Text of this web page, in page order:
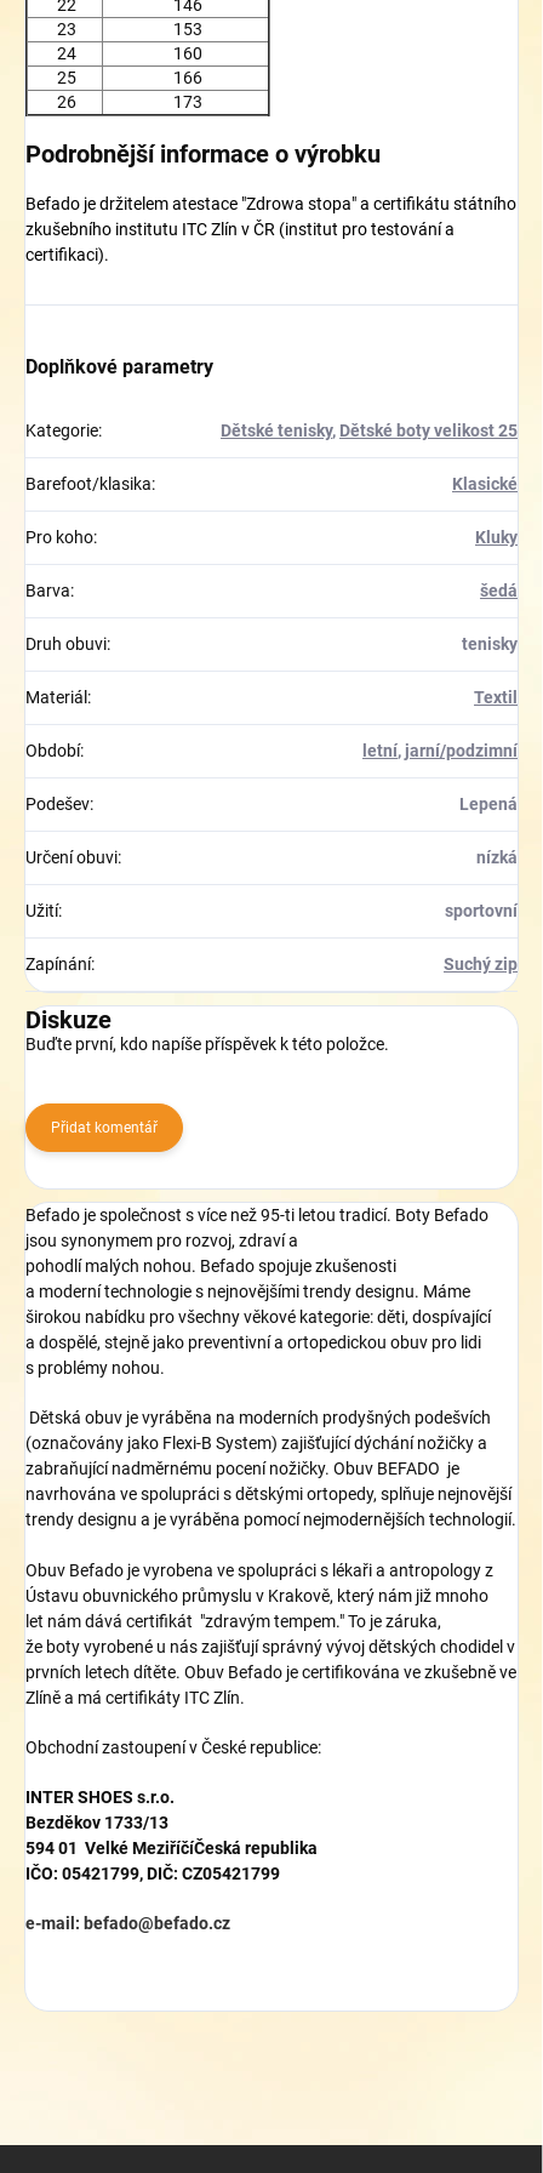
22
146
23
153
24
160
25
166
26
173
Podrobnější informace o výrobku
Befado je držitelem atestace "Zdrowa stopa" a certifikátu státního
zkušebního institutu ITC Zlín v ČR (institut pro testování a
certifikaci).
Doplňkové parametry
Kategorie: Dětské tenisky, Dětské boty velikost 25
Barefoot/klasika: Klasické
Pro koho: Kluky
Barva: šedá
Druh obuvi: tenisky
Materiál : Textil
Období: letní, jarní/podzimní
Podešev: Lepená
Určení obuvi: nízká
Užití: sportovní
Zapínání: Suchý zip
Diskuze
Buďte první, kdo napíše příspěvek k této položce.
Přidat komentář
Befado je společnost s více než95-ti letou tradicí. Boty Befado
jsou synonymem pro rozvoj, zdraví a
pohodlí malých nohou. Befado spojuje zkušenosti
a modernítechnologies nejnovějšímitrendydesignu. Máme
širokou nabídku pro všechny věkové kategorie: děti, dospívající
a dospělé, stejně jako preventivní a ortopedickou obuv pro lidi
s problémy nohou.
Dětská obuv je vyráběna na moderních prodyšných podešvích
(označovány jako Flexi-B System) zajišťující dýchání nožičky a
zabraňující nadměrnému pocení nožičky. Obuv BEFADO je
navrhována ve spolupráci s dětskými ortopedy, splňuje nejnovější
trendy designu a je vyráběna pomocí nejmodernějších technologií.
Obuv Befado je vyrobena ve spoluprácis lékařia antropologyz
Ústavu obuvnického průmyslu v Krakově, který nám již mnoho
let nám dává certifikát "zdravým tempem."To jezáruka,
že botyvyrobené u nászajišťují správný vývojdětských chodidel v
prvních letech dítěte. Obuv Befado je certifikována ve zkušebně ve
Zlíně a má certifikáty ITC Zlín.
Obchodní zastoupení v České republice:
INTERSHOES s.r.o.
Bezděkov 1733/13
594 01 Velké MeziříčíČeská republika
IČO: 05421799, DIČ: CZ05421799
e-mail: befado@befado.cz